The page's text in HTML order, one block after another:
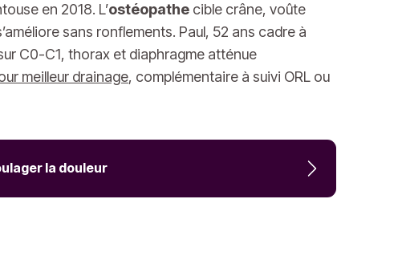
en 2018. L’ostéopathe cible crâne, voûte
sans ronflements. Paul, 52 ans cadre à
C0-C1, thorax et diaphragme atténue
meilleur drainage, complémentaire à suivi ORL ou
la douleur